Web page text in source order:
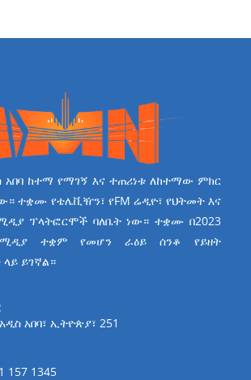
ከተማ የማገኝ እና ተጠሪነቱ ለከተማው ምክር
ተቋሙ የቴሌቪዥን፣ የFM ሬዲዮ፣ የህትመት እና
ፕላትፎርሞች ባለቤት ነው። ተቋሙ በ2023
ተቋም የመሆን ራዕይ ሰንቆ የይዘት
ይገኛል።
አበባ፣ ኢትዮጵያ፣ 251
157 1345